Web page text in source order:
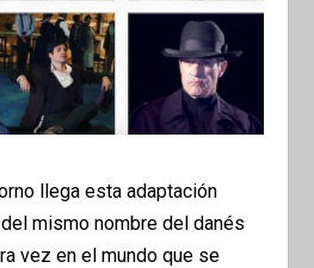
llega esta adaptación
mismo nombre del danés
vez en el mundo que se